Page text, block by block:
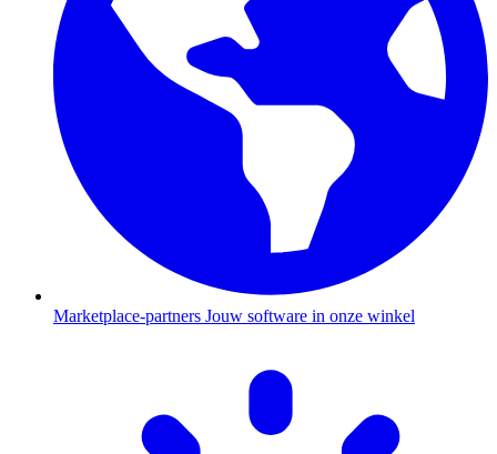
Marketplace-partners Jouw software in onze winkel